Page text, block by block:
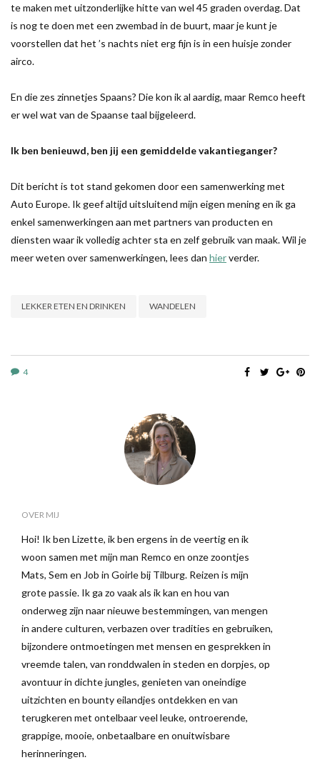
te maken met uitzonderlijke hitte van wel 45 graden overdag. Dat
is nog te doen met een zwembad in de buurt, maar je kunt je
voorstellen dat het ’s nachts niet erg fijn is in een huisje zonder
airco.
En die zes zinnetjes Spaans? Die kon ik al aardig, maar Remco heeft
er wel wat van de Spaanse taal bijgeleerd.
Ik ben benieuwd, ben jij een gemiddelde vakantieganger?
Dit bericht is tot stand gekomen door een samenwerking met
Auto Europe. Ik geef altijd uitsluitend mijn eigen mening en ik ga
enkel samenwerkingen aan met partners van producten en
diensten waar ik volledig achter sta en zelf gebruik van maak. Wil je
meer weten over samenwerkingen, lees dan hierverder.
LEKKER ETEN EN DRINKEN WANDELEN
4
OVER MIJ
Hoi! Ik ben Lizette, ik ben ergens in de veertig en ik
woon samen met mijn man Remco en onze zoontjes
Mats, Sem en Job in Goirle bij Tilburg. Reizen is mijn
grote passie. Ik ga zo vaak als ik kan en hou van
onderweg zijn naar nieuwe bestemmingen, van mengen
in andere culturen, verbazen over tradities en gebruiken,
bijzondere ontmoetingen met mensen en gesprekken in
vreemde talen, van ronddwalen in steden en dorpjes, op
avontuur in dichte jungles, genieten van oneindige
uitzichten en bounty eilandjes ontdekken en van
terugkeren met ontelbaar veel leuke, ontroerende,
grappige, mooie, onbetaalbare en onuitwisbare
herinneringen.